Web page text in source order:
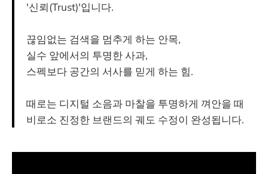
'신뢰(Trust)'입니다.
끊임없는 검색을 멈추게 하는 안목,
실수 앞에서의 투명한 사과,
스펙보다 공간의 서사를 믿게 하는 힘.
때로는 디지털 소음과 마찰을 투명하게 껴안을 때
비로소 진정한 브랜드의 궤도 수정이 완성됩니다.